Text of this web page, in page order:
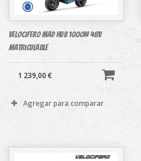
Velocifero MAD HUB 1000W 48v
Matriculable
1 239,00 €
Agregar para comparar